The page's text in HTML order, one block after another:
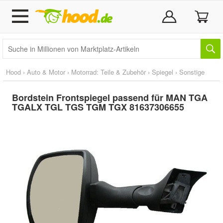
Hood › Auto & Motor › Motorrad: Teile & Zubehör › Spiegel › Sonstige
Bordstein Frontspiegel passend für MAN TGA
TGALX TGL TGS TGM TGX 81637306655